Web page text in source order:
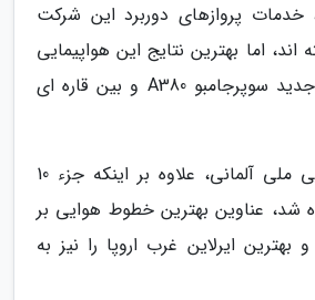
پروازهای دوربرد این شرکت
اما بهترین نتایج این هواپیمایی
مدیون هواپیماهای جدید سوپرجامبو A380 و بین قاره ای
این شرکت هواپیمایی ملی آلمانی، علاوه بر اینکه جزء 10
شد، عناوین بهترین خطوط هوایی بر
بهترین ایرلاین غرب اروپا را نیز به